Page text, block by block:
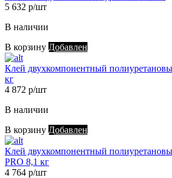
5 632 р/шт
В наличии
В корзину Добавлен
Клей двухкомпонентный
кг
4 872 р/шт
В наличии
В корзину Добавлен
Клей двухкомпонентный
PRO 8,1 кг
4 764 р/шт